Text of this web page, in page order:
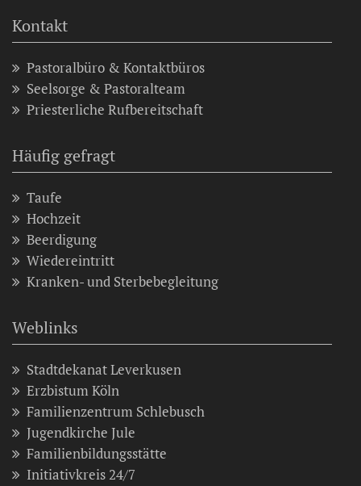
Kontakt
Pastoralbüro & Kontaktbüros
Seelsorge & Pastoralteam
Priesterliche Rufbereitschaft
Häufig gefragt
Taufe
Hochzeit
Beerdigung
Wiedereintritt
Kranken- und Sterbebegleitung
Weblinks
Stadtdekanat Leverkusen
Erzbistum Köln
Familienzentrum Schlebusch
Jugendkirche Jule
Familienbildungsstätte
Initiativkreis 24/7